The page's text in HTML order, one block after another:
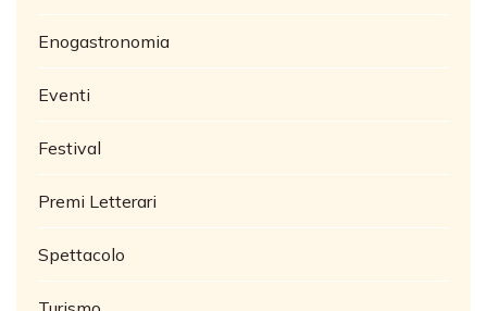
Enogastronomia
Eventi
Festival
Premi Letterari
Spettacolo